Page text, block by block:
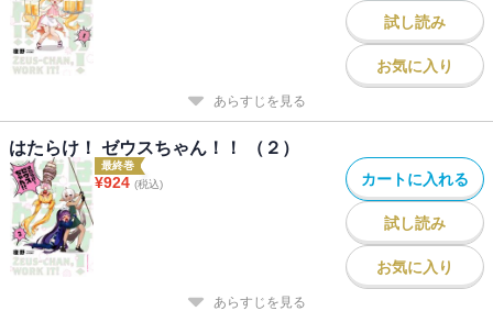
試し読み
お気に入り
あらすじを見る
はたらけ！ ゼウスちゃん！！ （２）
最終巻
¥924 (税込) カートに入れる
試し読み
お気に入り
あらすじを見る